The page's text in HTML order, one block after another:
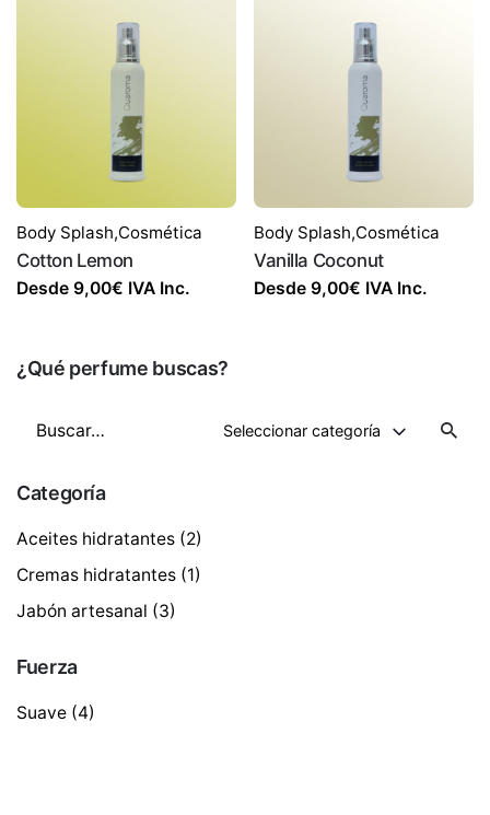
¿Qué perfume buscas?
Buscar
Seleccionar categoría
Categoría
Aceites hidratantes (2)
Cremas hidratantes (1)
Jabón artesanal (3)
Fuerza
Suave (4)
Body Splash,Cosmética
Cotton Lemon
Desde 9,00€ IVA Inc.
Body Splash,Cosmética
Vanilla Coconut
Desde 9,00€ IVA Inc.